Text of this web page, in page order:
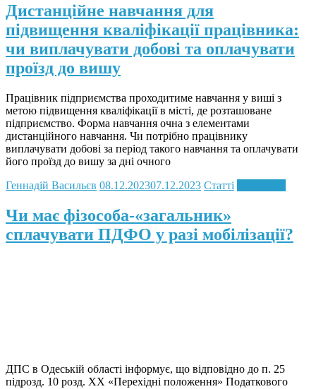
Дистанційне навчання для
підвищення кваліфікації працівника:
чи виплачувати добові та оплачувати
проїзд до вишу
Працівник підприємства проходитиме навчання у виші з
метою підвищення кваліфікації в місті, де розташоване
підприємство. Форма навчання очна з елементами
дистанційного навчання. Чи потрібно працівнику
виплачувати добові за період такого навчання та оплачувати
його проїзд до вишу за дні очного
Геннадій Васильєв 08.12.202307.12.2023 Статті
Чи має фізособа-«загальник»
сплачувати ПДФО у разі мобілізації?
ДПС в Одеській області інформує, що відповідно до п. 25
підрозд. 10 розд. ХХ «Перехідні положення» Податкового